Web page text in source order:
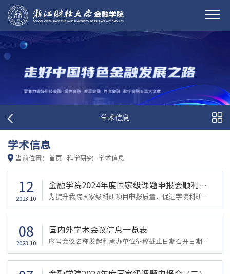
学术信息
学术信息
当前位置：首页 -科学研究-学术信息
12
2023.10
金融学院2024年度国家级课题申报会顺利举行（二）
为提升我院国家级科研项目申报质量，促进学院科研工作高质量发展，金融学院2024年度国家级课题申报会于2023年10月11日上午10：00在422会议室举行。本次会议邀请了今年获得国家自然科学基金青年项目资助的陈莹讲师，为教师们分享申报国家级课题的经验与体会。本次会议由林祺副院长主持，十余位教师共同参与。会议上，陈莹讲师分享了她的成功经验，详细的讲述了其在申报过程中所遇到的问题以及如何应对的经验，从立项依据、研究内...
08
2023.10
国内外学术会议信息一览表
序号会议名称发起和承办单位征稿截止日期召开日期召开频次支持期刊其他信息备注1中国金融国际年会MIT一般二月底，2023/2/19一般每年7月初年会https://www.cicfconf.org/cn2亚洲金融年会亚洲金融协会和亚太某个大学一般四月中旬，2023.4.15一般每年六月底/June/July 2024年会Pacific-Basin Finance Journal 和International Review of Financehttps://www.asian-fa.org/2024承办单位为澳门大学3中国金融评论和中国国际风险论坛联...